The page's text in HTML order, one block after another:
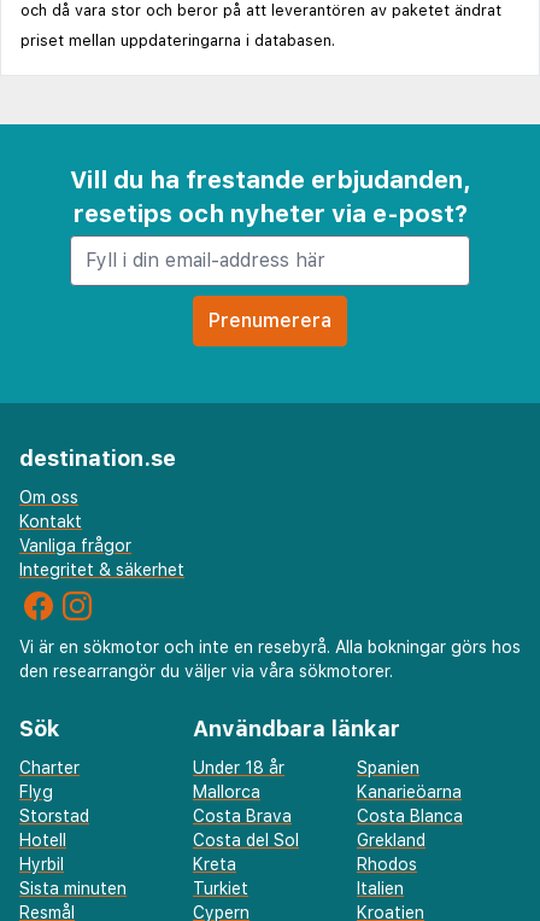
och då vara stor och beror på att leverantören av paketet ändrat
priset mellan uppdateringarna i databasen.
Vill du ha frestande erbjudanden,
resetips och nyheter via e-post?
destination.se
Om oss
Kontakt
Vanliga frågor
Integritet & säkerhet
Vi är en sökmotor och inte en resebyrå. Alla bokningar görs hos
den researrangör du väljer via våra sökmotorer.
Sök
Charter
Flyg
Storstad
Hotell
Hyrbil
Sista minuten
Resmål
Användbara länkar
Under 18 år
Spanien
Mallorca
Kanarieöarna
Costa Brava
Costa Blanca
Costa del Sol
Grekland
Kreta
Rhodos
Turkiet
Italien
Cypern
Kroatien